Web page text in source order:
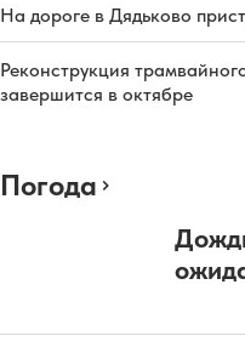
На дороге в Дядьково
Реконструкция
завершится в октябре
Погода